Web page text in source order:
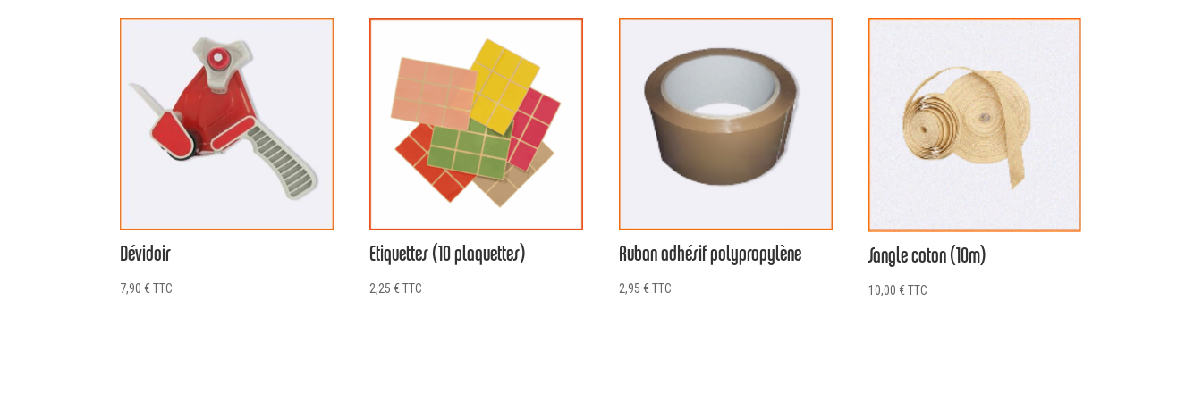
Dévidoir
7,90€ TTC
Etiquettes (10 plaquettes)
2,25€ TTC
Ruban adhésif polypropylène
2,95€ TTC
Sangle coton (10m)
10,00€ TTC